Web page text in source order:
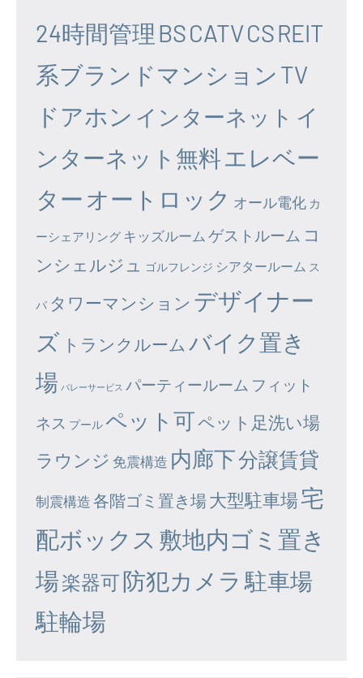
24時間管理 BSCATVCSREIT
系ブランドマンション TV
ドアホン インターネット イ
ンターネット無料エレベー
ター オートロック オール電化 カ
ーシェアリング キッズルーム ゲストルーム コ
ンシェルジュ
ゴルフレンジ シアタールーム ス
パ タワーマンション デザイナー
ズ トランクルーム バイク置き
場 バレーサービス パーティールーム フィット
ネス プール ペット可ペット足洗い場
ラウンジ 免震構造 内廊下分譲賃貸
制震構造 各階ゴミ置き場大型駐車場宅
配ボックス 敷地内ゴミ置き
場楽器可防犯カメラ 駐車場
駐輪場